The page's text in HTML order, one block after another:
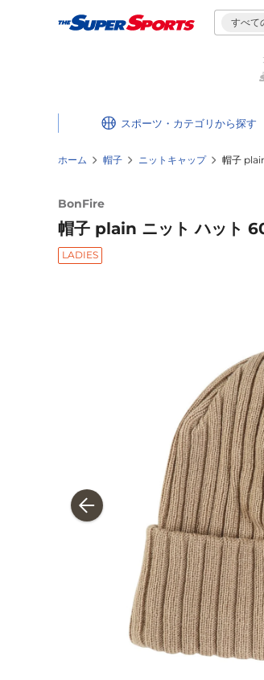
すべて
スポーツ・カテゴリ
ホーム 帽子 ニットキャップ 帽子
BonFire
帽子 plain ニット ハット
LADIES